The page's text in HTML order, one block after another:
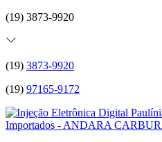
(19) 3873-9920
(19) 3873-9920
(19) 97165-9172